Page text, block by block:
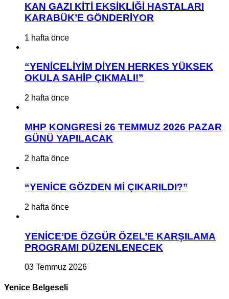
KAN GAZI KİTİ EKSİKLİĞİ HASTALARI
KARABÜK’E GÖNDERİYOR
1 hafta önce
“YENİCELİYİM DİYEN HERKES YÜKSEK
OKULA SAHİP ÇIKMALI!”
2 hafta önce
MHP KONGRESİ 26 TEMMUZ 2026 PAZAR
GÜNÜ YAPILACAK
2 hafta önce
“YENİCE GÖZDEN Mİ ÇIKARILDI?”
2 hafta önce
YENİCE’DE ÖZGÜR ÖZEL’E KARŞILAMA
PROGRAMI DÜZENLENECEK
03 Temmuz 2026
Yenice Belgeseli